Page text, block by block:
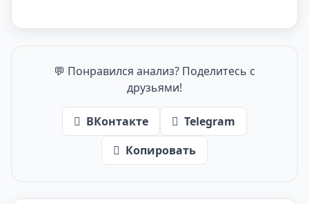
💬 Понравился анализ? Поделитесь с
друзьями!
ВКонтакте
Telegram
Копировать